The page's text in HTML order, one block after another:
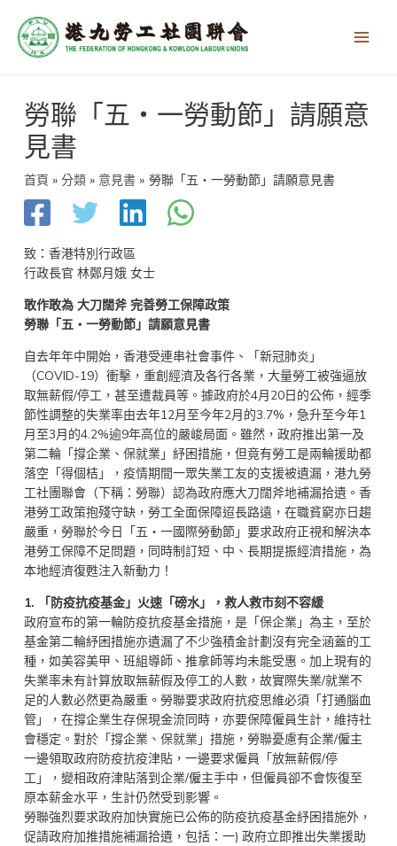
勞聯「五‧一勞動節」請願意
見書
首頁 分類 意見書 勞聯「五‧一勞動節」請願意見書
致：香港特別行政區
行政長官 林鄭月娥 女士
敢作敢為 大刀闊斧 完善勞工保障政策
勞聯「五‧一勞動節」請願意見書
自去年年中開始，香港受連串社會事件、「新冠肺炎」
（COVID-19）衝擊，重創經濟及各行各業，大量勞工被強逼放
取無薪假/停工，甚至遭裁員等。據政府於4月20日的公佈，經季
節性調整的失業率由去年12月至今年2月的3.7%，急升至今年1
月至3月的4.2%逾9年高位的嚴峻局面。雖然，政府推出第一及
第二輪「撐企業、保就業」紓困措施，但竟有勞工是兩輪援助都
落空「得個桔」，疫情期間一眾失業工友的支援被遺漏，港九勞
工社團聯會（下稱：勞聯）認為政府應大刀闊斧地補漏拾遺。香
港勞工政策抱殘守缺，勞工全面保障迢長路遠，在職貧窮亦日趨
嚴重，勞聯於今日「五‧一國際勞動節」要求政府正視和解決本
港勞工保障不足問題，同時制訂短、中、長期提振經濟措施，為
本地經濟復甦注入新動力！
1.
「防疫抗疫基金」火速「磅水」，救人救市刻不容緩
政府宣布的第一輪防疫抗疫基金措施，是「保企業」為主，至於
基金第二輪紓困措施亦遺漏了不少強積金計劃沒有完全涵蓋的工
種，如美容美甲、班組導師、推拿師等均未能受惠。加上現有的
失業率未有計算放取無薪假及停工的人數，故實際失業/就業不
足的人數必然更為嚴重。勞聯要求政府抗疫思維必須「打通腦血
管」，在撐企業生存保現金流同時，亦要保障僱員生計，維持社
會穩定。對於「撐企業、保就業」措施，勞聯憂慮有企業/僱主
一邊領取政府防疫抗疫津貼，一邊要求僱員「放無薪假/停
工」，變相政府津貼落到企業/僱主手中，但僱員卻不會恢復至
原本薪金水平，生計仍然受到影響。
勞聯強烈要求政府加快實施已公佈的防疫抗疫基金紓困措施外，
促請政府加推措施補漏拾遺，包括：一) 政府立即推出失業援助
章
導
覽